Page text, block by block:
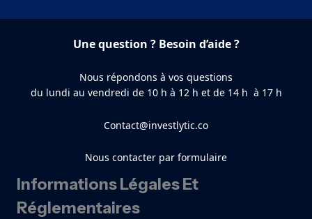
Une question ? Besoin d’aide ?
Nous répondons à vos questions
du lundi au vendredi de 10 h à 12 h et de 14 h à 17 h
Contact@investlytic.co
Nous contacter par formulaire
Informations Légales Et
Réglementaires